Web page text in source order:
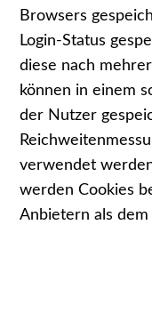
Browsers
Login-Status
diese nach
können in einem
der Nutzer
verwendet
werden Cookies
Anbietern als